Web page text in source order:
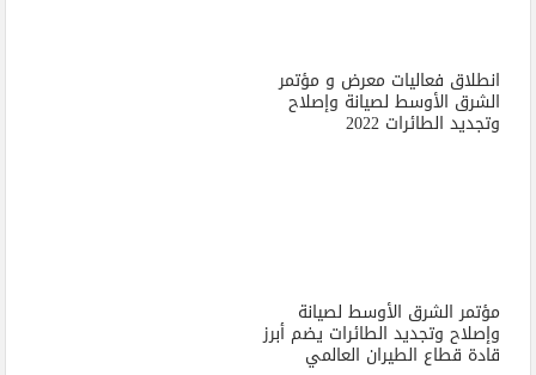
انطلاق فعاليات معرض و مؤتمر
الشرق الأوسط لصيانة وإصلاح
وتجديد الطائرات 2022
مؤتمر الشرق الأوسط لصيانة
وإصلاح وتجديد الطائرات يضم أبرز
قادة قطاع الطيران العالمي